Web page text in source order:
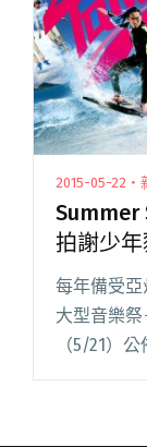
2015-05-22・
Summer
拍謝少
每年備受
大型音樂
（5/21）
拍謝少年